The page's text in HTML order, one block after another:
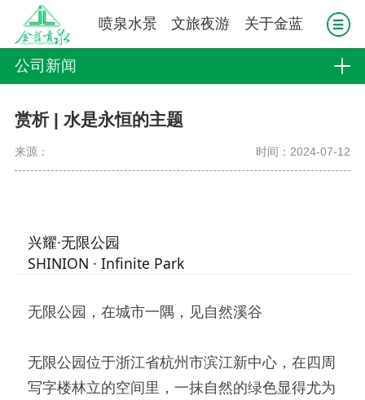
喷泉水景 文旅夜游 关于金蓝
公司新闻
赏析 | 水是永恒的主题
来源： 时间：2024-07-12
兴耀·无限公园
SHINION · Infinite Park
无限公园，在城市一隅，见自然溪谷
无限公园位于浙江省杭州市滨江新中心，在四周
写字楼林立的空间里，一抹自然的绿色显得尤为